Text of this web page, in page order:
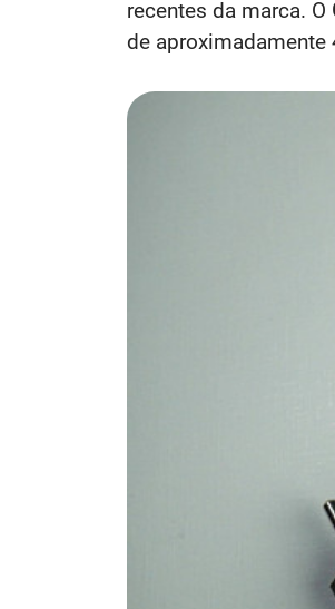
recentes da marca. O
de aproximadamente